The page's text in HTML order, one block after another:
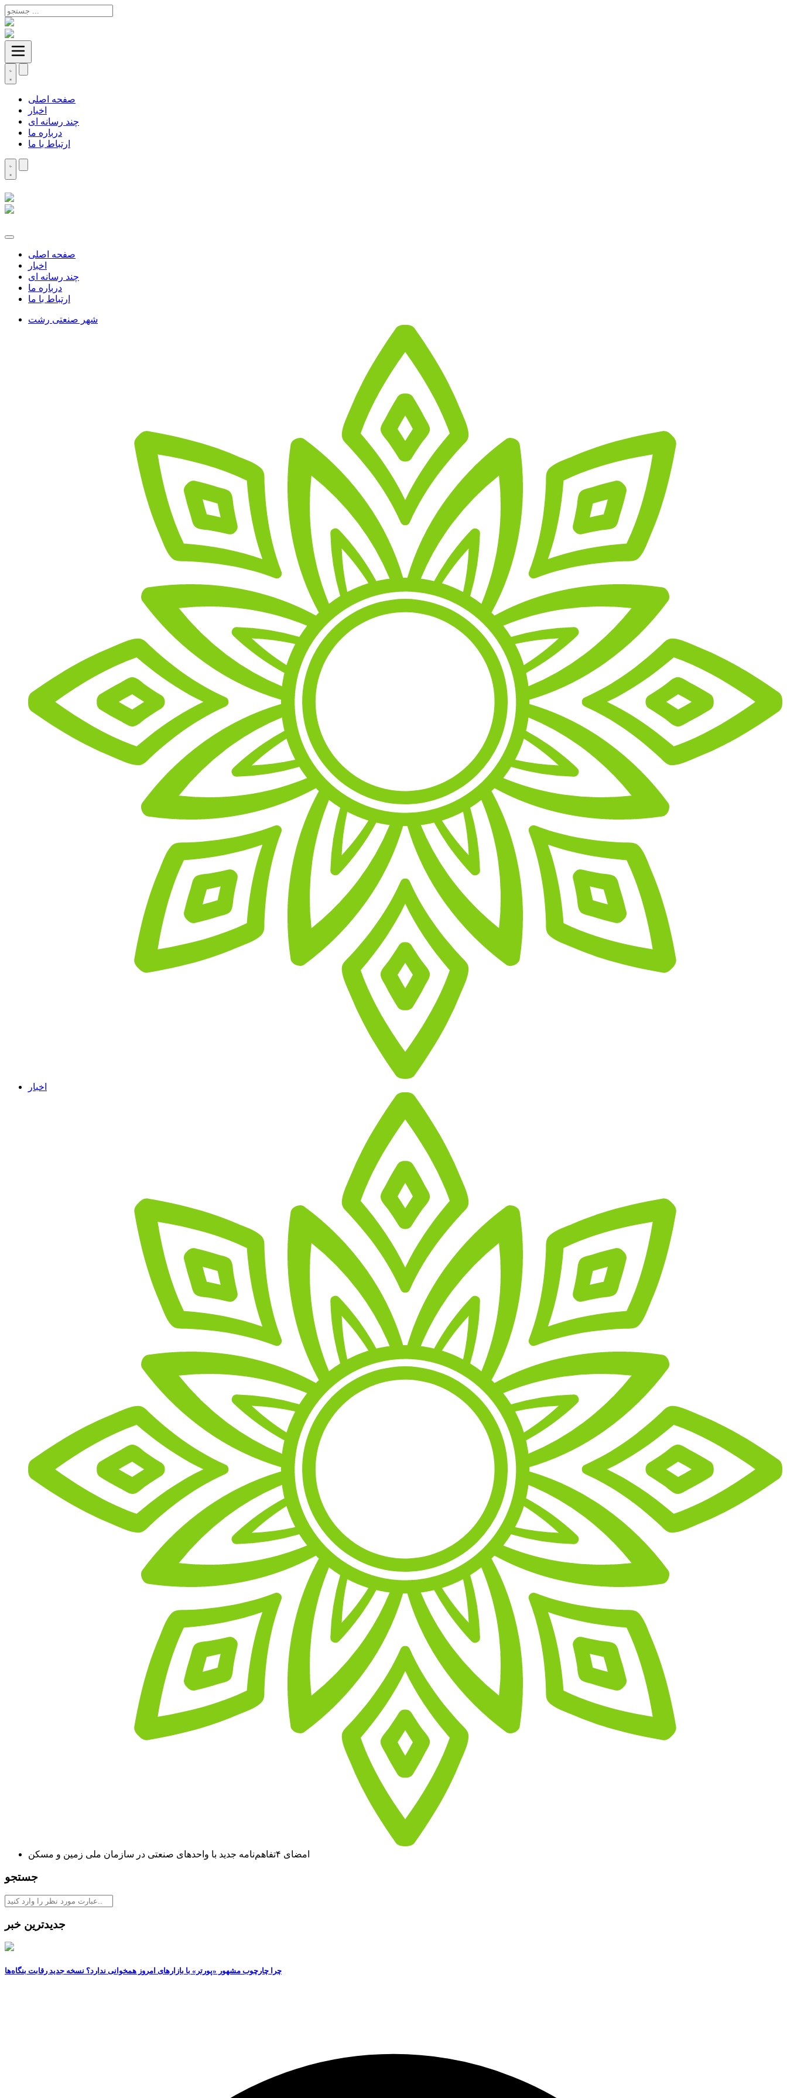
صفحه اصلی
اخبار
چند رسانه ای
درباره ما
ارتباط با ما
صفحه اصلی
اخبار
چند رسانه ای
درباره ما
ارتباط با ما
شهر صنعتی رشت
اخبار
امضای ۴تفاهم‌نامه جدید با واحدهای صنعتی در سازمان ملی زمین و مسکن
جستجو
جدیدترین خبر
چرا چارچوب مشهور «پورتر» با بازارهای امروز همخوانی ندارد؟ نسخه جدید رقابت‌ بنگاه‌ها